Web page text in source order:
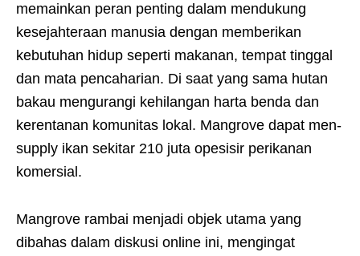
memainkan peran penting dalam mendukung
kesejahteraan manusia dengan memberikan
kebutuhan hidup seperti makanan, tempat tinggal
dan mata pencaharian. Di saat yang sama hutan
bakau mengurangi kehilangan harta benda dan
kerentanan komunitas lokal. Mangrove dapat men-
supply ikan sekitar 210 juta opesisir perikanan
komersial.
Mangrove rambai menjadi objek utama yang
dibahas dalam diskusi online ini, mengingat